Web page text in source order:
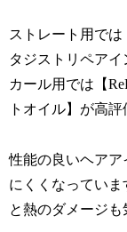
ストレート用で
タジストリペアイ
カール用では【
トオイル】が高
性能の良いヘア
にくくなってい
と熱のダメージも